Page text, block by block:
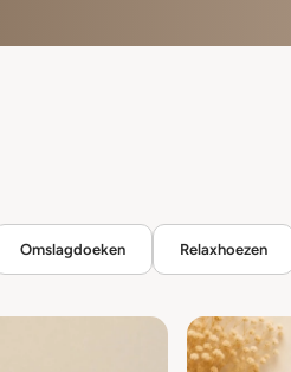
Omslagdoeken Relaxhoezen